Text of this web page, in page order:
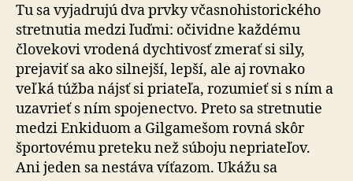
Tu sa vyjadrujú dva prvky včasnohistorického
stretnutia medzi ľuďmi: očividne každému
človekovi vrodená dychtivosť zmerať si sily,
prejaviť sa ako silnejší, lepší, ale aj rovnako
veľká túžba nájsť si priateľa, rozumieť si s ním a
uzavrieť s ním spojenectvo. Preto sa stretnutie
medzi Enkiduom a Gilgamešom rovná skôr
športovému preteku než súboju nepriateľov.
Ani jeden sa nestáva víťazom. Ukážu sa